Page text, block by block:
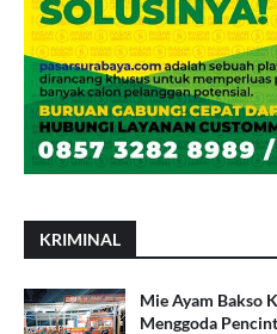
KRIMINAL
Mie Ayam Bakso
Menggoda